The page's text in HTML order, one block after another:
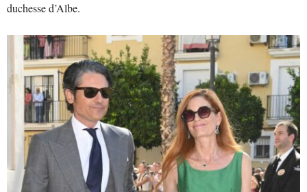
duchesse d’Albe.